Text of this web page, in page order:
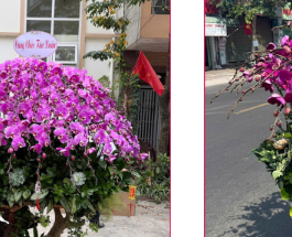
khi đặt hàng
Một chậu hoa lan hồ điệp
đôi chút giữa sản phẩm thực tế
khi shop có sẵn nên sẽ thay đổi
& phụ kiện: Beautiful
đổi về màu sắc hoa và kiểu
phụ kiện thay thế, vẫn giữ